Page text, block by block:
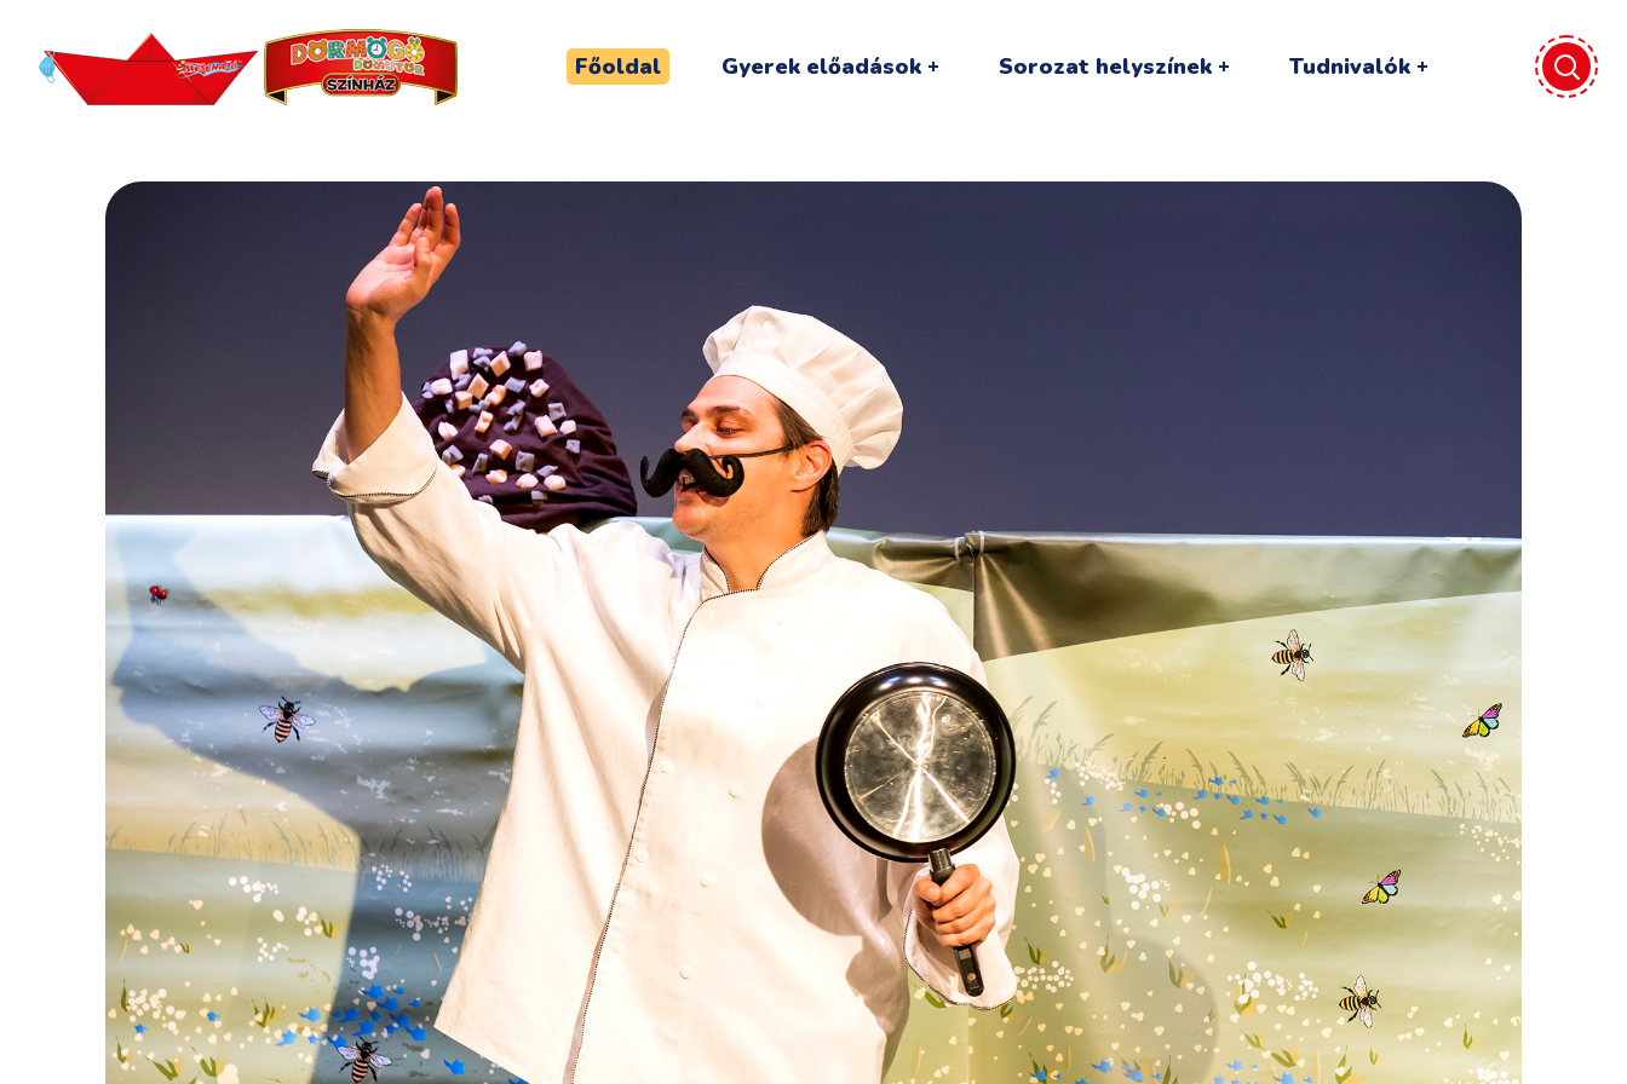
Főoldal Gyerek előadások Sorozat helyszínek Tudnivalók